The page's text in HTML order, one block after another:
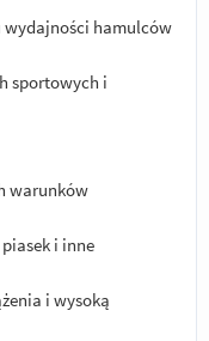
wydajności hamulców
sportowych i
warunków
i inne
i wysoką